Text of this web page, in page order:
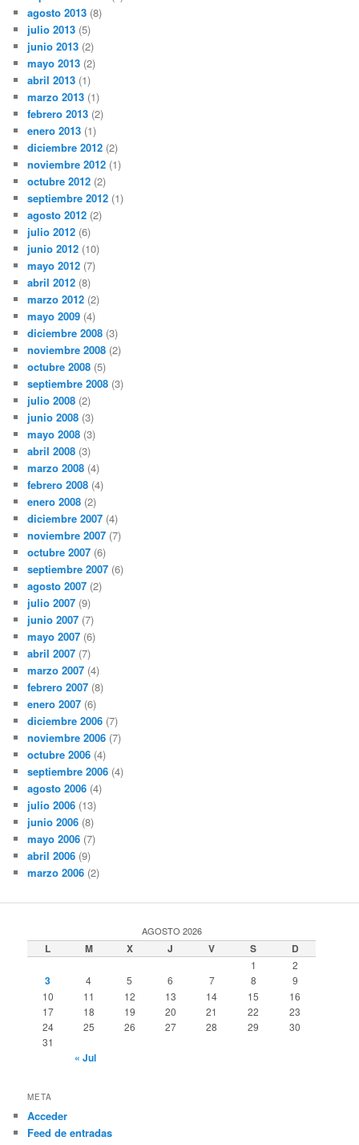
agosto 2013 (8)
julio 2013 (5)
junio 2013 (2)
mayo 2013 (2)
abril 2013 (1)
marzo 2013 (1)
febrero 2013 (2)
enero 2013 (1)
diciembre 2012 (2)
noviembre 2012 (1)
octubre 2012 (2)
septiembre 2012 (1)
agosto 2012 (2)
julio 2012 (6)
junio 2012 (10)
mayo 2012 (7)
abril 2012 (8)
marzo 2012 (2)
mayo 2009 (4)
diciembre 2008 (3)
noviembre 2008 (2)
octubre 2008 (5)
septiembre 2008 (3)
julio 2008 (2)
junio 2008 (3)
mayo 2008 (3)
abril 2008 (3)
marzo 2008 (4)
febrero 2008 (4)
enero 2008 (2)
diciembre 2007 (4)
noviembre 2007 (7)
octubre 2007 (6)
septiembre 2007 (6)
agosto 2007 (2)
julio 2007 (9)
junio 2007 (7)
mayo 2007 (6)
abril 2007 (7)
marzo 2007 (4)
febrero 2007 (8)
enero 2007 (6)
diciembre 2006 (7)
noviembre 2006 (7)
octubre 2006 (4)
septiembre 2006 (4)
agosto 2006 (4)
julio 2006 (13)
junio 2006 (8)
mayo 2006 (7)
abril 2006 (9)
marzo 2006 (2)
AGOSTO 2026
L M X J V S D
1 2
3 4 5 6 7 8
9
10
11 12 13 14 15
16
17
18 19 20 21 22
23
24
25 26 27 28 29
30
31
« Jul
META
Acceder
Feed de entradas